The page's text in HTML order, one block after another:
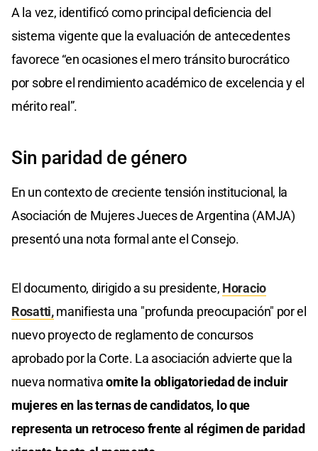
A la vez, identificó como principal deficiencia del
sistema vigente que la evaluación de antecedentes
favorece “en ocasiones el mero tránsito burocrático
por sobre el rendimiento académico de excelencia y el
mérito real”.
Sin paridad de género
En un contexto de creciente tensión institucional, la
Asociación de Mujeres Jueces de Argentina (AMJA)
presentó una nota formal ante el Consejo.
El documento, dirigido a su presidente, Horacio
Rosatti,manifiesta una "profunda preocupación" por el
nuevo proyecto de reglamento de concursos
aprobado por la Corte. La asociación advierte que la
nueva normativaomite la obligatoriedad de incluir
mujeres en las ternas de candidatos, lo que
representa un retroceso frente al régimen de paridad